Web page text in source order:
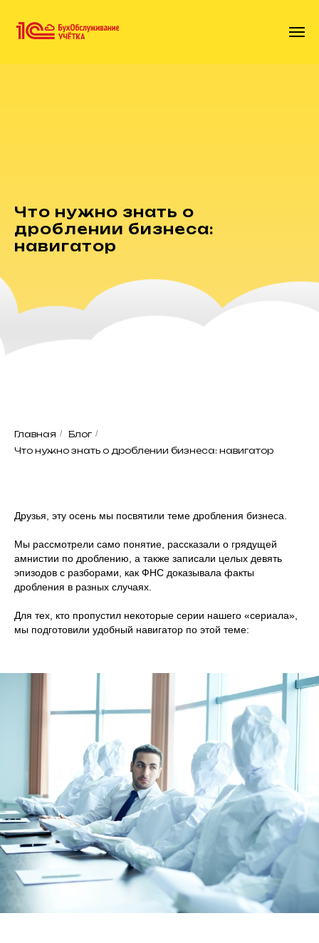
Что нужно знать о
дроблении бизнеса:
навигатор
Главная / Блог /
Что нужно знать о дроблении бизнеса: навигатор
Друзья, эту осень мы посвятили теме дробления бизнеса.
Мы рассмотрели само понятие, рассказали о грядущей
амнистии по дроблению, а также записали целых девять
эпизодов с разборами, как ФНС доказывала факты
дробления в разных случаях.
Для тех, кто пропустил некоторые серии нашего «сериала»,
мы подготовили удобный навигатор по этой теме: